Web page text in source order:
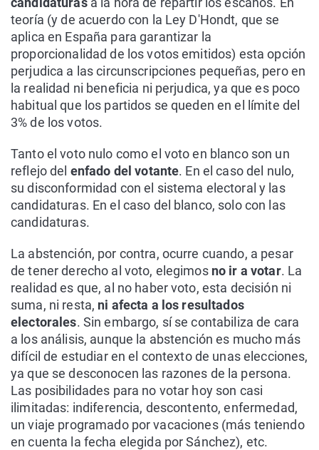
teoría (y de acuerdo con la Ley D'Hondt, que se
aplica en España para garantizar la
proporcionalidad de los votos emitidos) esta opción
perjudica a las circunscripciones pequeñas, pero en
la realidad ni beneficia ni perjudica, ya que es poco
habitual que los partidos se queden en el límite del
3% de los votos.
Tanto el voto nulo como el voto en blanco son un
reflejo del enfado del votante. En el caso del nulo,
su disconformidad con el sistema electoral y las
candidaturas. En el caso del blanco, solo con las
candidaturas.
La abstención, por contra, ocurre cuando, a pesar
de tener derecho al voto, elegimos no ir a votar. La
realidad es que, al no haber voto, esta decisión ni
suma, ni resta, ni afecta a los resultados
electorales. Sin embargo, sí se contabiliza de cara
a los análisis, aunque la abstención es mucho más
difícil de estudiar en el contexto de unas elecciones,
ya que se desconocen las razones de la persona.
Las posibilidades para no votar hoy son casi
ilimitadas: indiferencia, descontento, enfermedad,
un viaje programado por vacaciones (más teniendo
en cuenta la fecha elegida por Sánchez), etc.